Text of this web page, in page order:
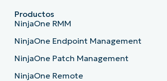
Productos
NinjaOne RMM
NinjaOne Endpoint Management
NinjaOne Patch Management
NinjaOne Remote